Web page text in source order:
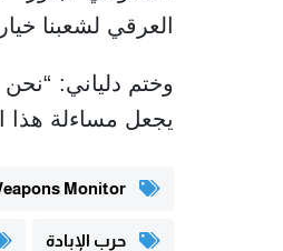
العرقي لشعبنا
وختم دلياني:
يجعل مساءلة هذا
Explosive Weapons Monitor
حرب الإبادة